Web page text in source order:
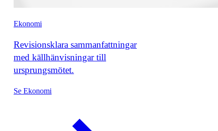
Ekonomi
Revisionsklara sammanfattningar
med källhänvisningar till
ursprungsmötet.
Se Ekonomi